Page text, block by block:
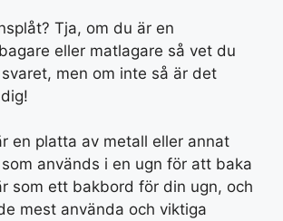
Tja, om du är en
eller matlagare så vet du
men om inte så är det
en platta av metall eller annat
används i en ugn för att baka
som ett bakbord för din ugn, och
mest använda och viktiga